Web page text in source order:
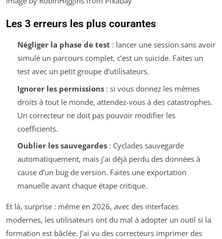
Les 3 erreurs les plus courantes
Négliger la phase de test : lancer une session sans avoir
simulé un parcours complet, c’est un suicide. Faites un
test avec un petit groupe d’utilisateurs.
Ignorer les permissions: si vous donnez les mêmes
droits à tout le monde, attendez-vous à des catastrophes.
Un correcteur ne doit pas pouvoir modifier les
coefficients.
Oublier les sauvegardes: Cyclades sauvegarde
automatiquement, mais j’ai déjà perdu des données à
cause d’un bug de version. Faites une exportation
manuelle avant chaque étape critique.
Et là, surprise : même en 2026, avec des interfaces
modernes, les utilisateurs ont du mal à adopter un outil si la
formation est bâclée. J’ai vu des correcteurs imprimer des